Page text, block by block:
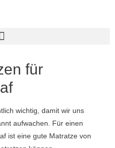
für
wichtig, damit wir uns
aufwachen. Für einen
ist eine gute Matratze von